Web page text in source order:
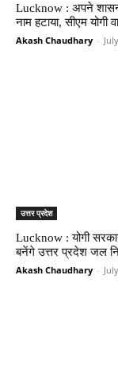
Lucknow : अपने
नाम हटाया, सीएम योगी
Akash Chaudhary -
उत्तर प्रदेश
Lucknow : योगी
बनेंगे उत्तर प्रदेश जल
Akash Chaudhary -